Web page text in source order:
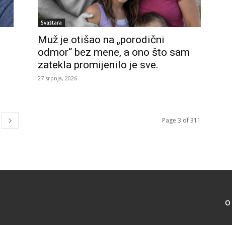
Svaštara
Muž je otišao na „porodični
odmor“ bez mene, a ono što sam
zatekla promijenilo je sve.
27 srpnja, 2026
Page 3 of 311
O